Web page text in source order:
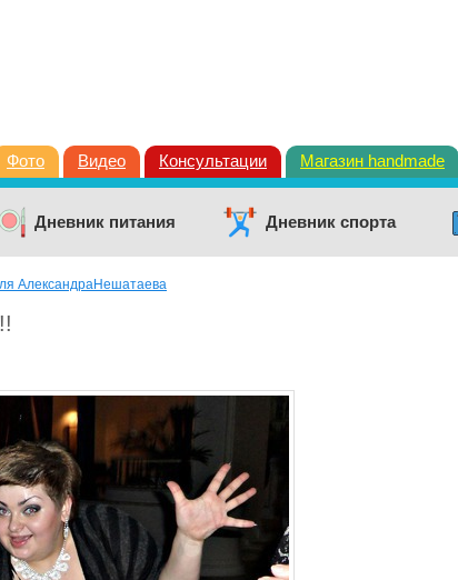
Фото Видео Консультации Магазин handmade
Дневник питания Дневник спорта
АлександраНешатаева